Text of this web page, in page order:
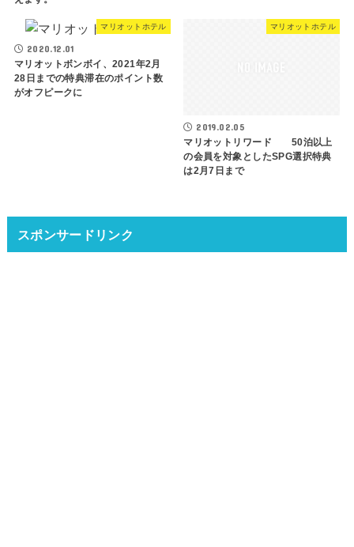
マリオットホテル
2020.12.01
マリオットボンボイ、2021年2月
28日までの特典滞在のポイント数
がオフピークに
マリオットホテル
2019.02.05
マリオットリワード 50泊以上
の会員を対象としたSPG選択特典
は2月7日まで
スポンサードリンク